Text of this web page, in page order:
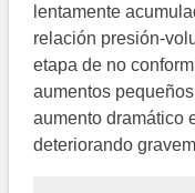
lentamente
relación presión-
etapa de no
aumentos
aumento dramático
deteriorando